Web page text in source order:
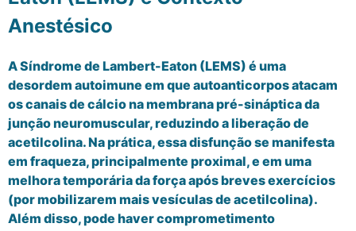
Anestésico
A Síndrome de Lambert-Eaton (LEMS) é uma
desordem autoimune em que autoanticorpos atacam
os canais de cálcio na membrana pré-sináptica da
junção neuromuscular, reduzindo a liberação de
acetilcolina. Na prática, essa disfunção se manifesta
em fraqueza, principalmente proximal, e em uma
melhora temporária da força após breves exercícios
(por mobilizarem mais vesículas de acetilcolina).
Além disso, pode haver comprometimento